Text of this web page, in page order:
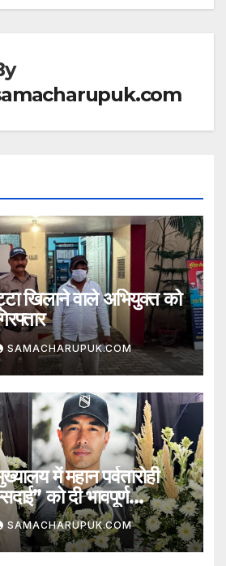
खिलाने वाले अभियुक्त को
SAMACHARUPUK.COM
में महान पर्वतारोही
को दी भावपूर्ण
SAMACHARUPUK.COM